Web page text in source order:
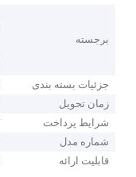
برجسته
جزئیات بسته بندی
زمان تحویل
شرایط پرداخت
شماره مدل
قابلیت ارائه